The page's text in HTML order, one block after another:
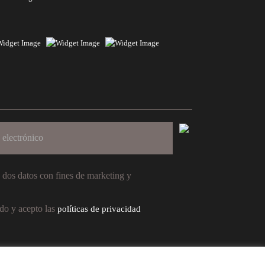
datos con fines de marketing y
y acepto las políticas de privacidad